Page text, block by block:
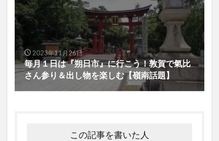
2023年11月26日
毎月１日は『朔日市』に行こう！敦賀で氣比
さん参り＆出し物を楽しむ【嶺南話題】
この記事を書いた人